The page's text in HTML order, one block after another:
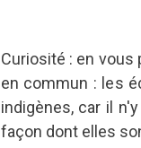
Curiosité : en
en commun : les
indigènes, car il
façon dont elles